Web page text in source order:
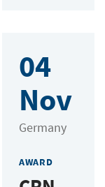
04
Nov
Germany
AWARD